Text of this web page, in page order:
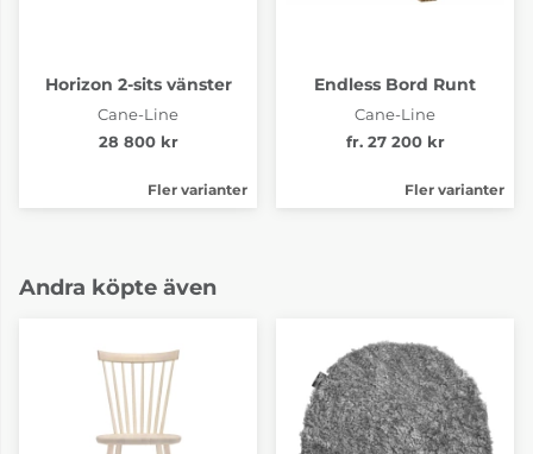
Horizon 2-sits vänster
Cane-Line
28 800 kr
Fler varianter
Endless Bord Runt
Cane-Line
fr. 27 200 kr
Fler varianter
Andra köpte även